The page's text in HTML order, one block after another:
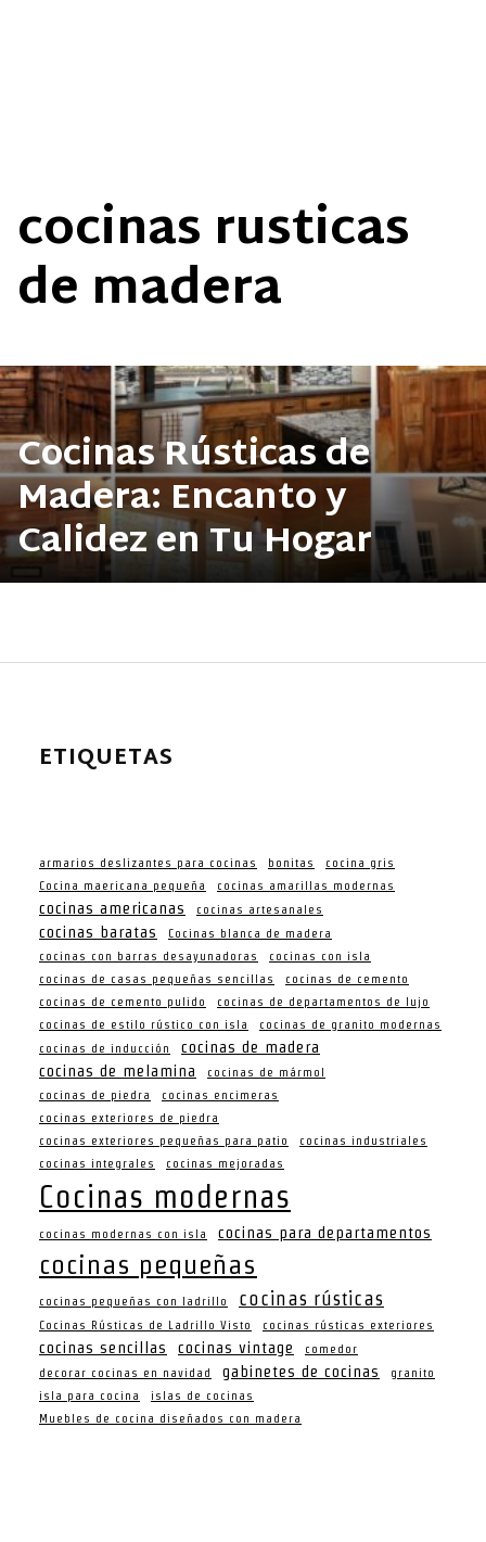
cocinas rusticas
de madera
Cocinas Rústicas de
Madera: Encanto y
Calidez en Tu Hogar
ETIQUETAS
armarios deslizantes para cocinas bonitas
cocina gris
Cocina maericana pequeña
cocinas amarillas modernas
cocinas americanas cocinas artesanales
cocinas baratas
Cocinas blanca de madera
cocinas con barras desayunadoras
cocinas con isla
cocinas de casas pequeñas sencillas
cocinas de cemento
cocinas de cemento pulido
cocinas de departamentos de lujo
cocinas de estilo rústico con isla
cocinas de granito modernas
cocinas de inducción
cocinas de madera
cocinas de melamina
cocinas de mármol
cocinas de piedra
cocinas encimeras
cocinas exteriores de piedra
cocinas exteriores pequeñas para patio
cocinas industriales
cocinas integrales
cocinas mejoradas
Cocinas modernas
cocinas modernas con isla cocinas para departamentos
cocinas pequeñas
cocinas pequeñas con ladrillo cocinas rústicas
Cocinas Rústicas de Ladrillo Visto cocinas rústicas exteriores
cocinas sencillas cocinas vintage
comedor
decorar cocinas en navidad
gabinetes de cocinas
granito
isla para cocina
islas de cocinas
Muebles de cocina diseñados con madera